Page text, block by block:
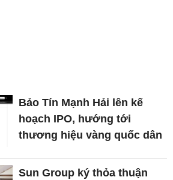
Bảo Tín Mạnh Hải lên kế
hoạch IPO, hướng tới
thương hiệu vàng quốc dân
Sun Group ký thỏa thuận